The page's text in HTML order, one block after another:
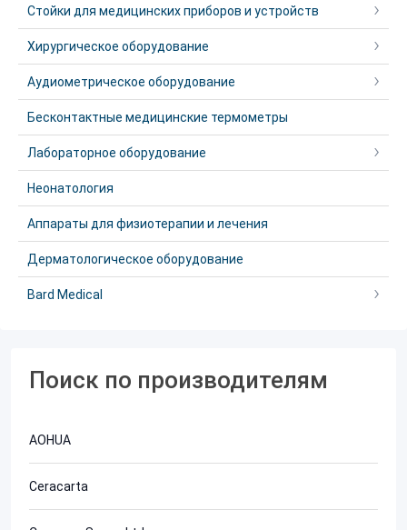
Стойки для медицинских приборов и устройств
Хирургическое оборудование
Аудиометрическое оборудование
Бесконтактные медицинские термометры
Лабораторное оборудование
Неонатология
Аппараты для физиотерапии и лечения
Дерматологическое оборудование
Bard Medical
Поиск по производителям
AOHUA
Ceracarta